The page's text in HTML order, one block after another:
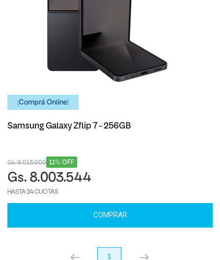
¡Comprá Online!
Samsung Galaxy Zflip 7 - 256GB
11% OFF
Gs. 9.013.000
Gs. 8.003.544
HASTA 24 CUOTAS
COMPRAR
anterior 1 próximo